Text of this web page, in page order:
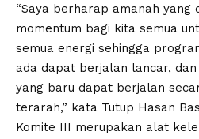
“Saya berharap amanah yang
momentum bagi kita semua
semua energi sehingga
ada dapat berjalan lancar,
yang baru dapat berjalan
terarah,” kata Tutup Hasan
Komite III merupakan alat